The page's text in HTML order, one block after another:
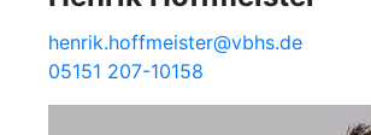
henrik.hoffmeister@vbhs.de
05151 207-10158